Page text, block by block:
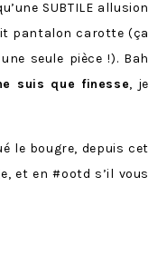
SUBTILE allusion
pantalon carotte (ça
seule pièce !). Bah
suis que finesse, je
le bougre, depuis cet
et en #ootd s’il vous